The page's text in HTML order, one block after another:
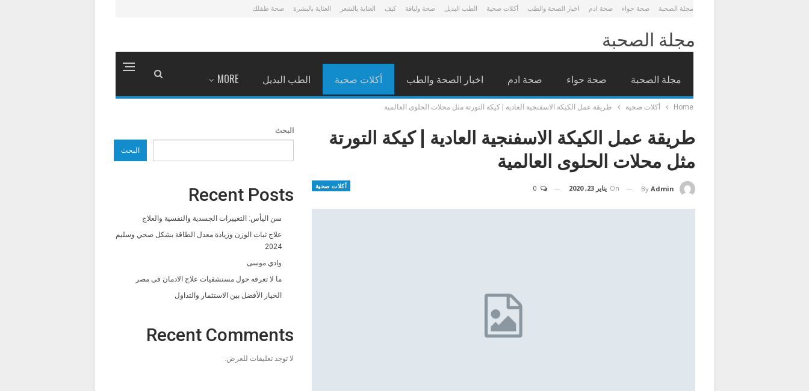
مجلة الصحبة صحة حواء صحة ادم اخبار الصحة والطب أكلات صحية الطب البديل صحة ولياقة كيف العناية بالشعر العناية بالبشرة صحة طفلك
مجلة الصحبة
مجلة الصحبة صحة حواء صحة ادم اخبار الصحة والطب أكلات صحية الطب البديل MORE
Home أكلات صحية طريقة عمل الكيكة الاسفنجية العادية | كيكة التورتة مثل محلات الحلوى العالمية
طريقة عمل الكيكة الاسفنجية العادية | كيكة التورتة
مثل محلات الحلوى العالمية
أكلات صحية By Admin
On يناير 23, 2020
البحث
البحث
Recent Posts
سن اليأس: التغييرات الجسدية والنفسية والعلاج
علاج ثبات الوزن وزيادة معدل الطاقة بشكل صحي وسليم
2024
وادي موسى
ما لا تعرفه حول مستشفيات علاج الادمان فى مصر
الخيار الأفضل بين الاستثمار والتداول
Recent Comments
لا توجد تعليقات للعرض.